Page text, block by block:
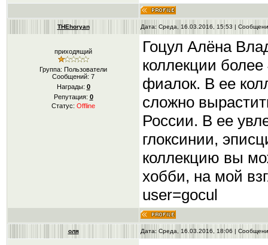
THEhoryan Дата: Среда, 16.03.2016, 15:53 |
приходящий
Группа: Пользователи
Сообщений: 7
Награды: 0
Репутация: 0
Статус: Offline
Гоцул Алёна
коллекции
фиалок. В ее
сложно
России. В ее
глоксинии,
коллекцию вы
хобби, на мой
user=gocul
оля Дата: Среда, 16.03.2016, 18:06 |